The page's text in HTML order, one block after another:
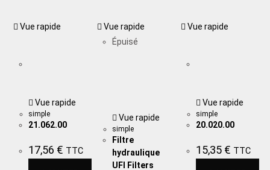
Vue rapide
Vue rapide
simple
21.062.00
17,56 € TTC
Vue rapide
Épuisé
Vue rapide
simple
Filtre
hydraulique
UFI Filters
Vue rapide
Vue rapide
simple
20.020.00
15,35 € TTC